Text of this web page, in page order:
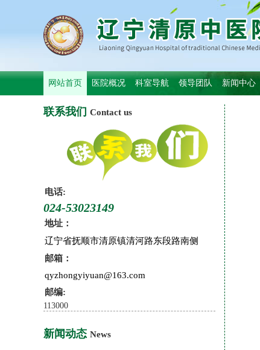
网站首页 医院概况 科室导航 领导团队 新闻中心
联系我们 Contact us
电话:
024-53023149
地址：
辽宁省抚顺市清原镇清河路东段路南侧
邮箱：
qyzhongyiyuan@163.com
邮编:
113000
新闻动态 News